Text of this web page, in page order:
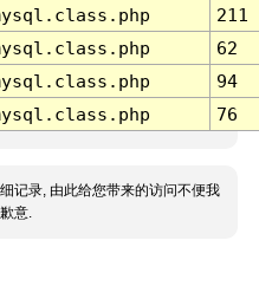
211
62
94
76
记录, 由此给您带来的访问不便我
意.